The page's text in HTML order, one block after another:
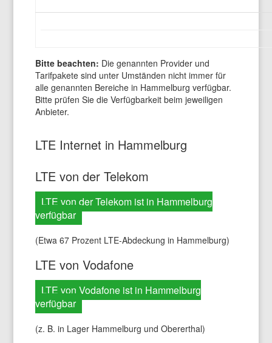
Bitte beachten: Die genannten Provider und
Tarifpakete sind unter Umständen nicht immer für
alle genannten Bereiche in Hammelburg verfügbar.
Bitte prüfen Sie die Verfügbarkeit beim jeweiligen
Anbieter.
LTE Internet in Hammelburg
LTE von der Telekom
LTE von der Telekom ist in Hammelburg
verfügbar
(Etwa 67 Prozent LTE-Abdeckung in Hammelburg)
LTE von Vodafone
LTE von Vodafone ist in Hammelburg
verfügbar
(z. B. in Lager Hammelburg und Obererthal)